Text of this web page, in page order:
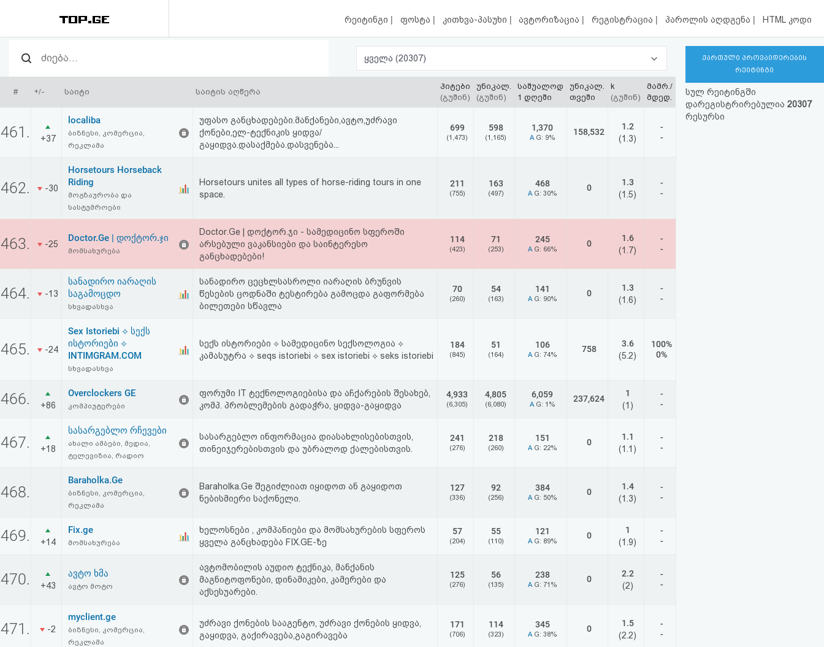
რეიტინგი | ფოსტა | კითხვა-პასუხი | ავტორიზაცია | რეგისტრაცია | პაროლის აღდგენა | HTML კოდი
რეიტინგი
(მთავარი)
ფოსტა
კითხვა-
ავტორიზაცია
სალიცენზიო
შეთანხმება
პასუხისმგებლობის
ყველა (20307)
# +/- საიტი საიტის აღწერა
ჰიტები
(გუშინ)
უნიკალ.
(გუშინ)
საშუალოდ
1 დღეში
უნიკალ.
თვეში
k
(გუშინ)
მამრ./
მდედ.
461. +37
localiba
ბიზნესი, კომერცია,
რეკლამა
უფასო განცხადებები.მანქანები,ავტო,უძრავი
ქონები,ელ-ტექნიკის ყიდვა/
გაყიდვა.დასაქმება.დასვენება...
699
(1,473)
598
(1,165)
1,370
A G: 9%
158,532
1.2
(1.3)
-
-
462. -30
Horsetours Horseback
Riding
მოგზაურობა და
სასტუმროები
Horsetours unites all types of horse-riding tours in one
space.
211
(755)
163
(497)
468
A G: 30%
0
1.3
(1.5)
-
-
463. -25
Doctor.Ge | დოქტორ.ჯი
მომსახურება
Doctor.Ge | დოქტორ.ჯი - სამედიცინო სფეროში
არსებული ვაკანსიები და საინტერესო
განცხადებები!
114
(423)
71
(253)
245
A G: 66%
0
1.6
(1.7)
-
-
464. -13
სანადირო იარაღის
საგამოცდო
სხვადასხვა
სანადირო ცეცხლსასროლი იარაღის ბრუნვის
წესების ცოდნაში ტესტირება გამოცდა გაფორმება
ბილეთები სწავლა
70
(260)
54
(163)
141
A G: 90%
0
1.3
(1.6)
-
-
465. -24
Sex Istoriebi ⟡ სექს
ისტორიები ⟡
INTIMGRAM.COM
სხვადასხვა
სექს ისტორიები ⟡ სამედიცინო სექსოლოგია ⟡
კამასუტრა ⟡ seqs istoriebi ⟡ sex istoriebi ⟡ seks istoriebi
184
(845)
51
(164)
106
A G: 74%
758
3.6
(5.2)
100%
0%
466. +86
Overclockers GE
კომპიუტერები
ფორუმი IT ტექნოლოგიებისა და აჩქარების შესახებ,
კომპ. პრობლემების გადაჭრა, ყიდვა-გაყიდვა
4,933
(6,305)
4,805
(6,080)
6,059
A G: 1%
237,624
1
(1)
-
-
467. +18
სასარგებლო რჩევები
ახალი ამბები, მედია,
ტელევიზია, რადიო
სასარგებლო ინფორმაცია დიასახლისებისთვის,
თინეიჯერებისთვის და უბრალოდ ქალებისთვის.
241
(276)
218
(260)
151
A G: 22%
0
1.1
(1.1)
-
-
468.
Baraholka.Ge
ბიზნესი, კომერცია,
რეკლამა
Baraholka.Ge შეგიძლიათ იყიდოთ ან გაყიდოთ
ნებისმიერი საქონელი.
127
(336)
92
(256)
384
A G: 50%
0
1.4
(1.3)
-
-
469. +14
Fix.ge
მომსახურება
ხელოსნები , კომპანიები და მომსახურების სფეროს
ყველა განცხადება FIX.GE-ზე
57
(204)
55
(110)
121
A G: 89%
0
1
(1.9)
-
-
470. +43
ავტო ხმა
ავტო მოტო
ავტომობილის აუდიო ტექნიკა, მანქანის
მაგნიტოფონები, დინამიკები, კამერები და
აქსესუარები.
125
(276)
56
(135)
238
A G: 71%
0
2.2
(2)
-
-
471. -2
myclient.ge
ბიზნესი, კომერცია,
რეკლამა
უძრავი ქონების სააგენტო, უძრავი ქონების ყიდვა,
გაყიდვა, გაქირავება,გაგირავება
171
(706)
114
(323)
345
A G: 38%
0
1.5
(2.2)
-
-
ქართული პროვაიდერების
რეიტინგი
სულ რეიტინგში
დარეგისტრირებულია 20307
რესურსი